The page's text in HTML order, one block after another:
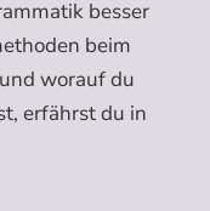
besser
beim
worauf du
erfährst du in